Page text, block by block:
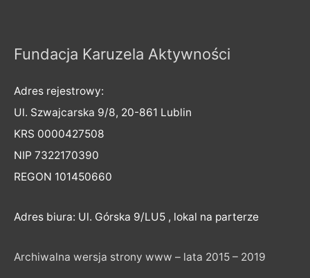
Fundacja Karuzela Aktywności
Adres rejestrowy:
Ul. Szwajcarska 9/8, 20-861 Lublin
KRS 0000427508
NIP 7322170390
REGON 101450660
Adres biura: Ul. Górska 9/LU5 , lokal na parterze
Archiwalna wersja strony www – lata 2015 – 2019